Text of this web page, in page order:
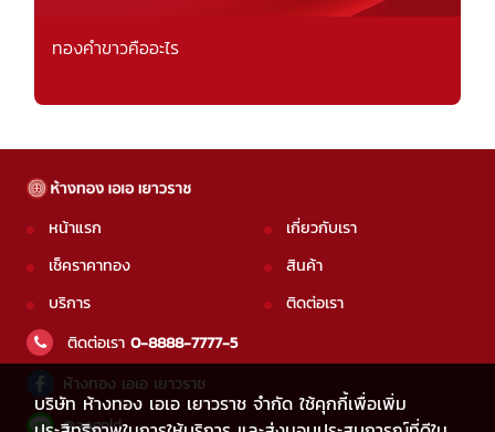
ทองคำขาวคืออะไร
บริษัท ห้างทอง เอเอ เยาวราช จำกัด ใช้คุกกี้เพื่อเพิ่ม
หน้าแรก
เช็คราคาทอง
บริการ
เกี่ยวกับเรา
สินค้า
ติดต่อเรา
ติดต่อเรา 0-8888-7777-5
ห้างทอง เอเอ เยาวราช
@aagold